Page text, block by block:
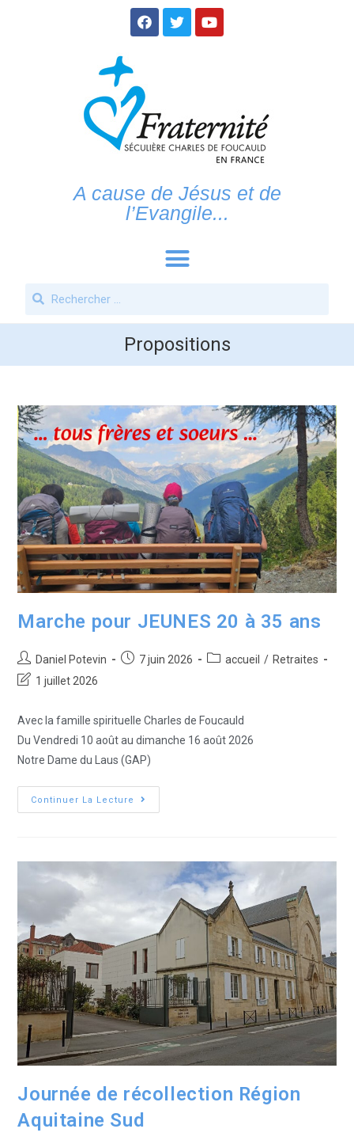
A cause de Jésus et de
l’Evangile...
Propositions
Marche pour JEUNES 20 à 35 ans
Daniel Potevin 7 juin 2026 accueil / Retraites
1 juillet 2026
Avec la famille spirituelle Charles de Foucauld
Du Vendredi 10 août au dimanche 16 août 2026
Notre Dame du Laus (GAP)
Continuer La Lecture
Journée de récollection Région
Aquitaine Sud